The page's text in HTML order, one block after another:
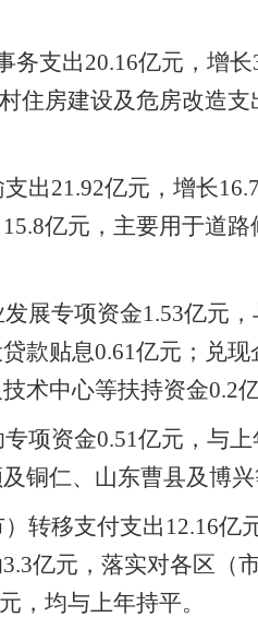
务支出20.16亿元，增长
住房建设及危房改造支
出21.92亿元，增长
15.8亿元，主要用于道
展专项资金1.53亿元
款贴息0.61亿元；兑现
术中心等扶持资金0.2
项资金0.51亿元，与
铜仁、山东曹县及博
转移支付支出 12.16亿
3.3亿元，落实对各区（
，均与上年持平。